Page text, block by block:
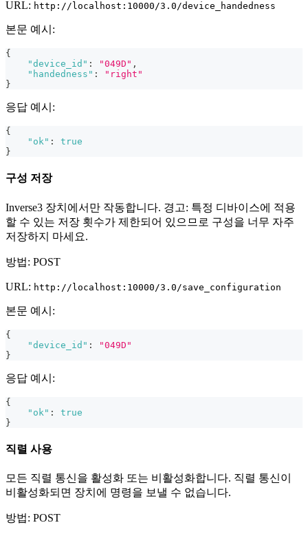
URL: http://localhost:10000/3.0/device_handedness
본문 예시:
{
"device_id" : "049D" ,
"handedness" :
"right"
}
응답 예시:
{
"ok" :
true
}
구성 저장
Inverse3 장치에서만 작동합니다. 경고: 특정 디바이스에 적용
할 수 있는 저장 횟수가 제한되어 있으므로 구성을 너무 자주
저장하지 마세요.
방법: POST
URL: http://localhost:10000/3.0/save_configuration
본문 예시:
{
"device_id" :
"049D"
}
응답 예시:
{
"ok" :
true
}
직렬 사용
모든 직렬 통신을 활성화 또는 비활성화합니다. 직렬 통신이
비활성화되면 장치에 명령을 보낼 수 없습니다.
방법: POST